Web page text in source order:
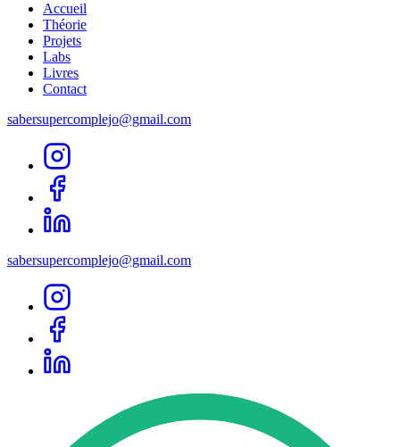
Accueil
Théorie
Projets
Labs
Livres
Contact
sabersupercomplejo@gmail.com
sabersupercomplejo@gmail.com